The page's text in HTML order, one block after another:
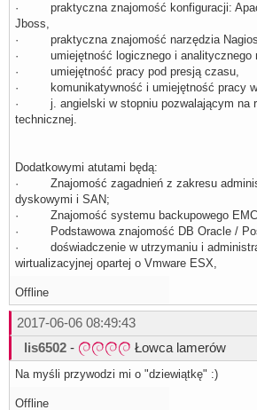
· praktyczna znajomość konfiguracji:
Jboss,
· praktyczna znajomość narzędzia
· umiejętność logicznego i analitycznego
· umiejętność pracy pod presją czasu,
· komunikatywność i umiejętność pracy w
· j. angielski w stopniu pozwalającym na
technicznej.
Dodatkowymi atutami będą:
· Znajomość zagadnień z zakresu
dyskowymi i SAN;
· Znajomość systemu backupowego
· Podstawowa znajomość DB Oracle /
· doświadczenie w utrzymaniu i
wirtualizacyjnej opartej o Vmware ESX,
Offline
2017-06-06 08:49:43
lis6502 - Łowca lamerów
Na myśli przywodzi mi o "dziewiątkę" :)
Offline